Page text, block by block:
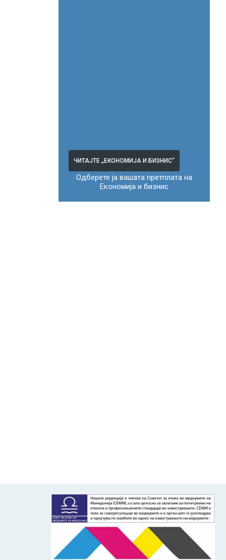
ЧИТАЈТЕ „ЕКОНОМИЈА И БИЗНИС“
Одберете ја вашата претплата на
Економија и бизнис